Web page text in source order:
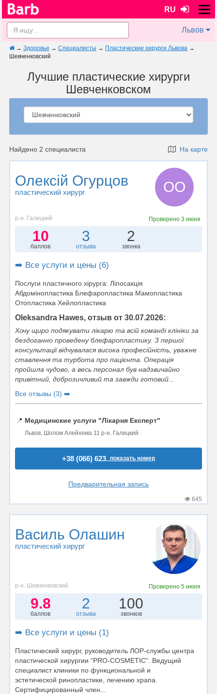
RU
Львов
→ Здоровье → Специалисты → Пластические хирурги Львова →
Шевченковский
Лучшие пластические хирурги
Шевченковском
Найдено 2 специалиста На карте
Олексій Огурцов
пластический хирург ОО
р-н. Галицкий Проверено 3 июня
10
баллов
3
отзыва
2
звонка
➡️ Все услуги и цены (6)
Послуги пластичного хірурга: Ліпосакція
Абдомінопластика Блефаропластика Мамопластика
Отопластика Хейлопластика
Oleksandra Hawes, отзыв от 30.07.2026:
Хочу щиро подякувати лікарю та всій команді клініки за
бездоганно проведену блефаропластику. З першої
консультації відчувалася висока професійність, уважне
ставлення та турбота про пацієнта. Операція
пройшла чудово, а весь персонал був надзвичайно
привітний, доброзичливий та завжди готовий...
Все отзывы (3) ➡️
📍 Медицинские услуги "Лікарня Експерт"
Львов, Шолом Алейхема 11 р-н. Галицкий
+38 (066) 623..показать номер
Предварительная запись
645
Василь Олашин
пластический хирург
р-н. Шевченковский Проверено 5 июня
9.8
баллов
2
отзыва
100
звонков
➡️ Все услуги и цены (1)
Пластический хирург, руководитель ЛОР-службы центра
пластической хирургии “PRO-COSMETIC”. Ведущий
специалист клиники по функциональной и
эстетической ринопластике, лечению храпа.
Сертифицированный член...